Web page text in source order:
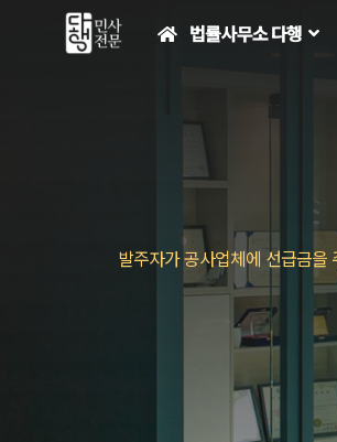
법률사무소 다행
발주자가 공사업체에 선급금을